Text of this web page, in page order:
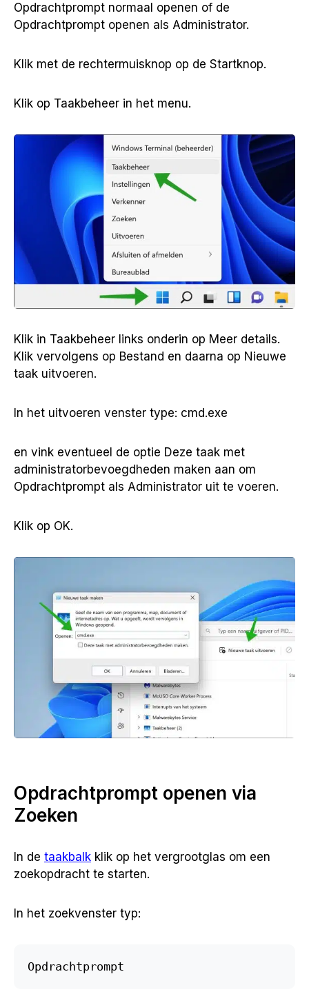
Opdrachtprompt normaal openen of de
Opdrachtprompt openen als Administrator.
Klik met de rechtermuisknop op de Startknop.
Klik op Taakbeheer in het menu.
Klik in Taakbeheer links onderin op Meer details.
Klik vervolgens op Bestand en daarna op Nieuwe
taak uitvoeren.
In het uitvoeren venster type: cmd.exe
en vink eventueel de optie Deze taak met
administratorbevoegdheden maken aan om
Opdrachtprompt als Administrator uit te voeren.
Klik op OK.
Opdrachtprompt openen via
Zoeken
In de taakbalk klik op het vergrootglas om een
zoekopdracht te starten.
In het zoekvenster typ:
Opdrachtprompt